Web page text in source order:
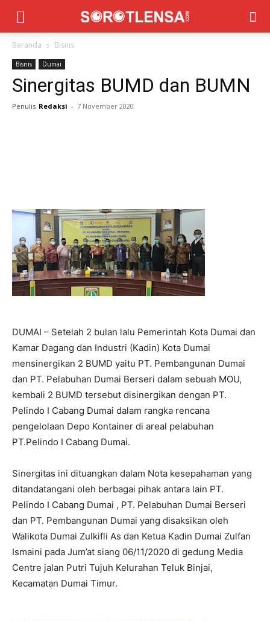
Beranda Bisnis
Bisnis Dumai
Sinergitas BUMD dan BUMN
Penulis Redaksi - 7 November 2020
DUMAI – Setelah 2 bulan lalu Pemerintah Kota Dumai dan
Kamar Dagang dan Industri (Kadin) Kota Dumai
mensinergikan 2 BUMD yaitu PT. Pembangunan Dumai
dan PT. Pelabuhan Dumai Berseri dalam sebuah MOU,
kembali 2 BUMD tersebut disinergikan dengan PT.
Pelindo I Cabang Dumai dalam rangka rencana
pengelolaan Depo Kontainer di areal pelabuhan
PT.Pelindo I Cabang Dumai.
Sinergitas ini dituangkan dalam Nota kesepahaman yang
ditandatangani oleh berbagai pihak antara lain PT.
Pelindo I Cabang Dumai , PT. Pelabuhan Dumai Berseri
dan PT. Pembangunan Dumai yang disaksikan oleh
Walikota Dumai Zulkifli As dan Ketua Kadin Dumai Zulfan
Ismaini pada Jum’at siang 06/11/2020 di gedung Media
Centre jalan Putri Tujuh Kelurahan Teluk Binjai,
Kecamatan Dumai Timur.